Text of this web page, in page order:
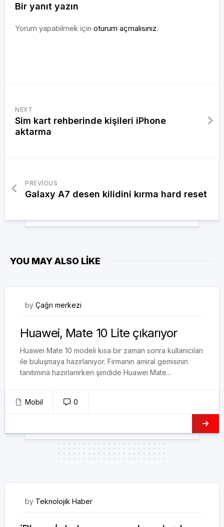
Bir yanıt yazın
Yorum yapabilmek için oturum açmalısınız.
NEXT
Sim kart rehberinde kişileri iPhone
aktarma
PREVIOUS
Galaxy A7 desen kilidini kırma hard reset
YOU MAY ALSO LIKE
by Çağrı merkezi
Huawei, Mate 10 Lite çıkarıyor
Huawei Mate 10 modeli kısa bir zaman sonra kullanıcıları
ile buluşmaya hazırlanıyor. Firmanın amiral gemisinin
tanıtımına hazırlanırken şimdide Huawei Mate...
Mobil 0
by Teknolojik Haber